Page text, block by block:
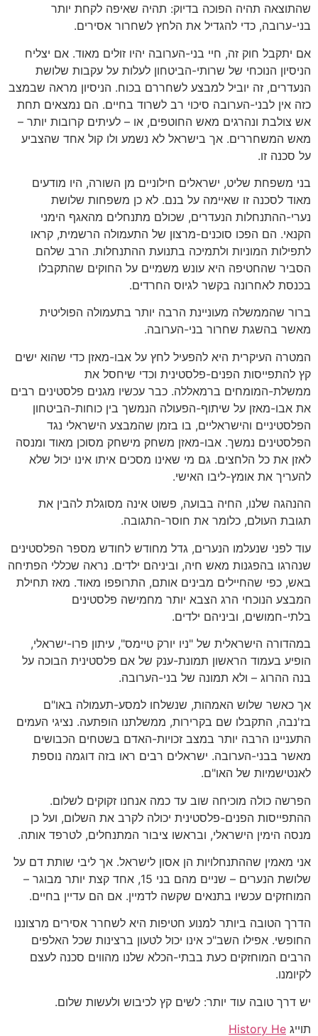
שהתוצאה תהיה הפוכה בדיוק: תהיה שאיפה לקחת יותר
בני-ערובה, כדי להגדיל את הלחץ לשחרור אסירים.
אם יתקבל חוק זה, חיי בני-הערובה יהיו זולים מאוד. אם יצליח
הניסיון הנוכחי של שרותי-הביטחון לעלות על עקבות שלושת
הנעדרים, זה יוביל למבצע לשחררם בכוח. הניסיון מראה שבמצב
כזה אין לבני-הערובה סיכוי רב לשרוד בחיים. הם נמצאים תחת
אש צולבת ונהרגים מאש החוטפים, או – לעיתים קרובות יותר –
מאש המשחררים. אך בישראל לא נשמע ולו קול אחד שהצביע
על סכנה זו.
בני משפחת שליט, ישראלים חילוניים מן השורה, היו מודעים
מאוד לסכנה זו שאיימה על בנם. לא כן משפחות שלושת
נערי-ההתנחלות הנעדרים, שכולם מתנחלים מהאגף הימני
הקנאי. הם הפכו סוכנים-מרצון של התעמולה הרשמית, קראו
לתפילות המוניות ולתמיכה בתנועת ההתנחלות. הרב שלהם
הסביר שהחטיפה היא עונש משמיים על החוקים שהתקבלו
בכנסת לאחרונה בקשר לגיוס החרדים.
ברור שהממשלה מעוניינת הרבה יותר בתעמולה הפוליטית
מאשר בהשגת שחרור בני-הערובה.
המטרה העיקרית היא להפעיל לחץ על אבו-מאזן כדי שהוא ישים
קץ להתפייסות הפנים-פלסטינית וכדי שיחסל את
ממשלת-המומחים ברמאללה. כבר עכשיו מגנים פלסטינים רבים
את אבו-מאזן על שיתוף-הפעולה הנמשך בין כוחות-הביטחון
הפלסטיניים והישראליים, בו בזמן שהמבצע הישראלי נגד
הפלסטינים נמשך. אבו-מאזן משחק מישחק מסוכן מאוד ומנסה
לאזן את כל הלחצים. גם מי שאינו מסכים איתו אינו יכול שלא
להעריך את אומץ-ליבו האישי.
ההנהגה שלנו, החיה בבועה, פשוט אינה מסוגלת להבין את
תגובת העולם, כלומר את חוסר-התגובה.
עוד לפני שנעלמו הנערים, גדל מחודש לחודש מספר הפלסטינים
שנהרגו בהפגנות מאש חיה, וביניהם ילדים. נראה שכללי הפתיחה
באש, כפי שהחיילים מבינים אותם, התרופפו מאוד. מאז תחילת
המבצע הנוכחי הרג הצבא יותר מחמישה פלסטינים
בלתי-חמושים, וביניהם ילדים.
במהדורה הישראלית של "ניו יורק טיימס", עיתון פרו-ישראלי,
הופיע בעמוד הראשון תמונת-ענק של אם פלסטינית הבוכה על
בנה ההרוג – ולא תמונה של בני-הערובה.
אך כאשר שלוש האמהות, שנשלחו למסע-תעמולה באו"ם
בז'נבה, התקבלו שם בקרירות, ממשלתנו הופתעה. נציגי העמים
התעניינו הרבה יותר במצב זכויות-האדם בשטחים הכבושים
מאשר בבני-הערובה. ישראלים רבים ראו בזה דוגמה נוספת
לאנטישמיות של האו"ם.
הפרשה כולה מוכיחה שוב עד כמה אנחנו זקוקים לשלום.
ההתפייסות הפנים-פלסטינית יכולה לקרב את השלום, ועל כן
מנסה הימין הישראלי, ובראשו ציבור המתנחלים, לטרפד אותה.
אני מאמין שההתנחלויות הן אסון לישראל. אך ליבי שותת דם על
שלושת הנערים – שניים מהם בני 15, אחד קצת יותר מבוגר –
המוחזקים עכשיו בתנאים שקשה לדמיין. אם הם עדיין בחיים.
הדרך הטובה ביותר למנוע חטיפות היא לשחרר אסירים מרצוננו
החופשי. אפילו השב"כ אינו יכול לטעון ברצינות שכל האלפים
הרבים המוחזקים כעת בבתי-הכלא שלנו מהווים סכנה לעצם
לקיומנו.
יש דרך טובה עוד יותר: לשים קץ לכיבוש ולעשות שלום.
תוייג History He